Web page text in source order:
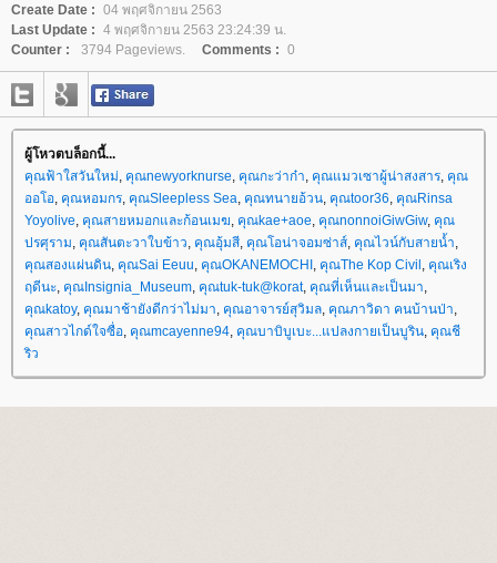
Create Date : 04 พฤศจิกายน 2563
Last Update : 4 พฤศจิกายน 2563 23:24:39 น.
Counter :
3794 Pageviews. Comments : 0
ผู้โหวตบล็อกนี้...
คุณฟ้าใสวันใหม่, คุณnewyorknurse, คุณกะว่าก๋า, คุณแมวเซาผู้น่าสงสาร, คุณ
ออโอ, คุณหอมกร, คุณSleepless Sea, คุณทนายอ้วน, คุณtoor36, คุณRinsa
Yoyolive, คุณสายหมอกและก้อนเมฆ, คุณkae+aoe, คุณnonnoiGiwGiw, คุณ
ปรศุราม, คุณสันตะวาใบข้าว, คุณอุ้มสี, คุณโอน่าจอมซ่าส์, คุณไวน์กับสายน้ำ,
คุณสองแผ่นดิน, คุณSai Eeuu, คุณOKANEMOCHI, คุณThe Kop Civil, คุณเริง
ฤดีนะ, คุณInsignia_Museum, คุณtuk-tuk@korat, คุณที่เห็นและเป็นมา,
คุณkatoy, คุณมาช้ายังดีกว่าไม่มา, คุณอาจารย์สุวิมล, คุณภาวิดา คนบ้านป่า,
คุณสาวไกด์ใจซื่อ, คุณmcayenne94, คุณบาบิบูเบะ...แปลงกายเป็นบูริน, คุณชี
ริว